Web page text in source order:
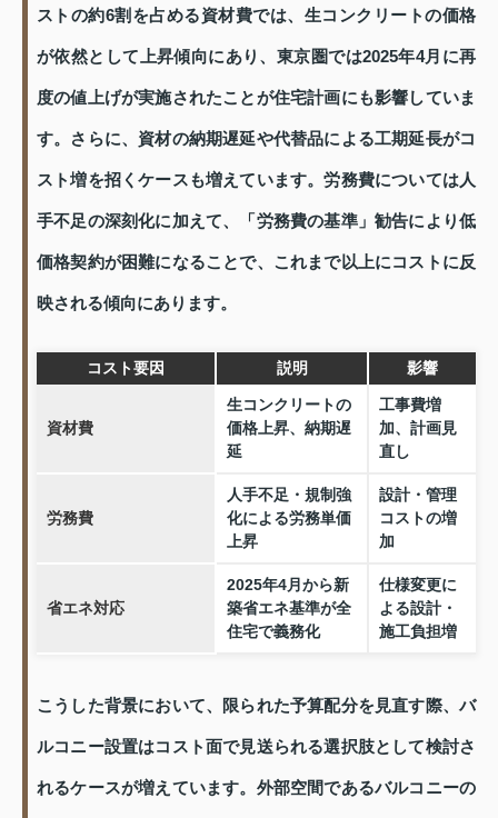
ストの約6割を占める資材費では、生コンクリートの価格
が依然として上昇傾向にあり、東京圏では2025年4月に再
度の値上げが実施されたことが住宅計画にも影響していま
す。さらに、資材の納期遅延や代替品による工期延長がコ
スト増を招くケースも増えています。労務費については人
手不足の深刻化に加えて、「労務費の基準」勧告により低
価格契約が困難になることで、これまで以上にコストに反
映される傾向にあります。
コスト要因 説明 影響
資材費
生コンクリートの
価格上昇、納期遅
延
工事費増
加、計画見
直し
労務費
人手不足・規制強
化による労務単価
上昇
設計・管理
コストの増
加
省エネ対応
2025年4月から新
築省エネ基準が全
住宅で義務化
仕様変更に
よる設計・
施工負担増
こうした背景において、限られた予算配分を見直す際、バ
ルコニー設置はコスト面で見送られる選択肢として検討さ
れるケースが増えています。外部空間であるバルコニーの